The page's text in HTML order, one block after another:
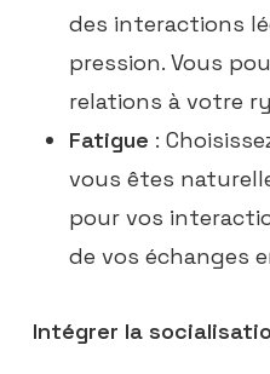
des interactions
pression. Vous
relations à votre
Fatigue :
vous êtes
pour vos
de vos échanges
Intégrer la